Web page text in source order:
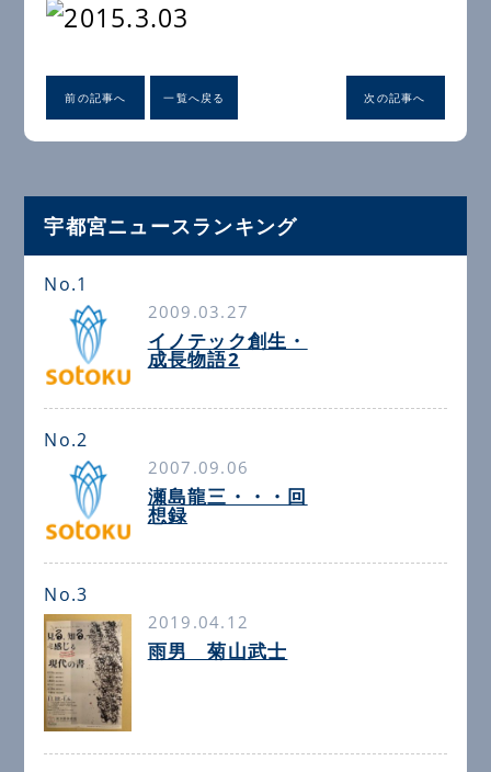
前の記事へ 一覧へ戻る 次の記事へ
宇都宮ニュースランキング
No.1
2009.03.27
イノテック創生・
成長物語2
No.2
2007.09.06
瀬島龍三・・・回
想録
No.3
2019.04.12
雨男 菊山武士